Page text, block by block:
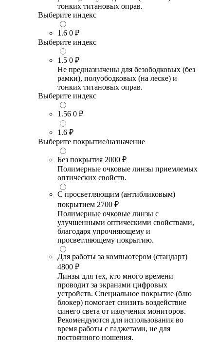
тонких титановых оправ.
Выберите индекс
1.6 0 ₽
Выберите индекс
1.5 0 ₽
Не предназначены для безободковых (без
рамки), полуободковых (на леске) и
тонких титановых оправ.
Выберите индекс
1.56 0 ₽
1.6 ₽
Выберите покрытие/назначение
Без покрытия 2000 ₽
Полимерные очковые линзы приемлемых
оптических свойств.
С просветляющим (антибликовым)
покрытием 2700 ₽
Полимерные очковые линзы с
улучшенными оптическими свойствами,
благодаря упрочняющему и
просветляющему покрытию.
Для работы за компьютером (стандарт)
4800 ₽
Линзы для тех, кто много времени
проводит за экранами цифровых
устройств. Специальное покрытие (блю
блокер) помогает снизить воздействие
синего света от излучения мониторов.
Рекомендуются для использования во
время работы с гаджетами, не для
постоянного ношения.